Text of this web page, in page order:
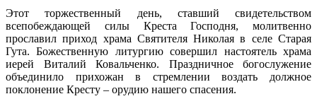
Этот торжественный день, ставший свидетельством
всепобеждающей силы Креста Господня, молитвенно
прославил приход храма Святителя Николая в селе Старая
Гута. Божественную литургию совершил настоятель храма
иерей Виталий Ковальченко. Праздничное богослужение
объединило прихожан в стремлении воздать должное
поклонение Кресту – орудию нашего спасения.